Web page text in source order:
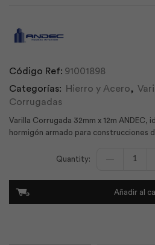
Código Ref: 91001898
Categorías:
Hierro y Acero,
Corrugadas
Varilla Corrugada 32mm x 12m ANDEC,
hormigón armado para construcciones
Corrugada
Añadir al